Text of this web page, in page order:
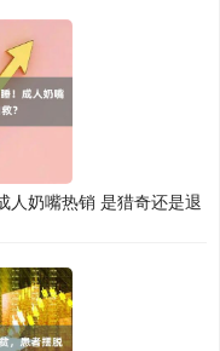
人奶嘴热销 是猎奇还是退